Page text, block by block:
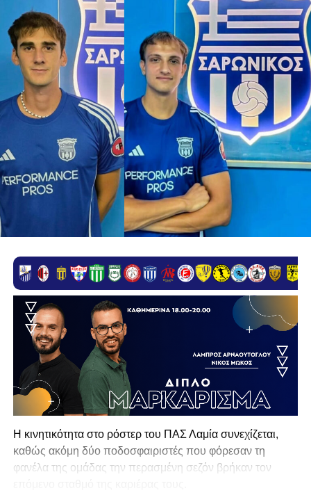
Η κινητικότητα στο ρόστερ του ΠΑΣ Λαμία συνεχίζεται,
καθώς ακόμη δύο ποδοσφαιριστές που φόρεσαν τη
φανέλα της ομάδας την περασμένη σεζόν βρήκαν τον